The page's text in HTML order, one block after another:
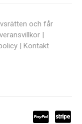
och får
|
| Kontakt